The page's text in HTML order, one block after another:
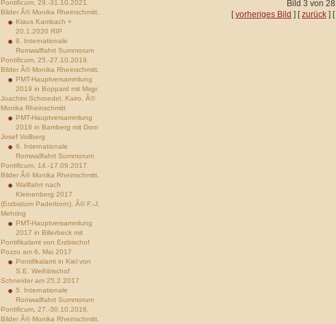
Pontificum, 29.-31.10.2021.
Bilder Â© Monika Rheinschmitt.
Klaus Kambach +
20.1.2020 RIP
8. Internationale
Romwallfahrt Summorum
Pontificum, 25.-27.10.2019.
Bilder Â© Monika Rheinschmitt.
PMT-Hauptversammlung
2019 in Boppard mit Msgr.
Joachim Schroedel, Kairo, Â©
Monika Rheinschmitt
PMT-Hauptversammlung
2018 in Bamberg mit Dom
Josef Vollberg
6. Internationale
Romwallfahrt Summorum
Pontificum, 14.-17.09.2017.
Bilder Â© Monika Rheinschmitt.
Wallfahrt nach
Kleinenberg 2017
(Erzbistum Paderborn), Â© F.-J.
Mehring
PMT-Hauptversammlung
2017 in Billerbeck mit
Pontifikalamt von Erzbischof
Pozzo am 6. Mai 2017
Pontifikalamt in Kiel von
S.E. Weihbischof
Schneider am 25.2.2017
5. Internationale
Romwallfahrt Summorum
Pontificum, 27.-30.10.2016.
Bilder Â© Monika Rheinschmitt.
Bild 3 von 28
[vorheriges Bild ] [zurück ] [